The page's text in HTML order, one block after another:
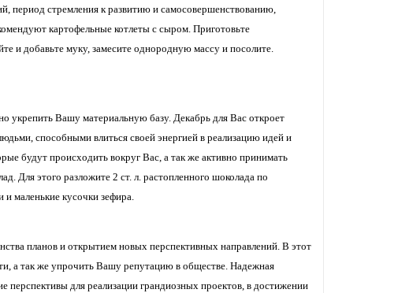
период стремления к развитию и самосовершенствованию,
картофельные котлеты с сыром. Приготовьте
и добавьте муку, замесите однородную массу и посолите.
укрепить Вашу материальную базу. Декабрь для Вас откроет
способными влиться своей энергией в реализацию идей и
будут происходить вокруг Вас, а так же активно принимать
Для этого разложите 2 ст. л. растопленного шоколада по
маленькие кусочки зефира.
планов и открытием новых перспективных направлений. В этот
а так же упрочить Вашу репутацию в обществе. Надежная
для реализации грандиозных проектов, в достижении